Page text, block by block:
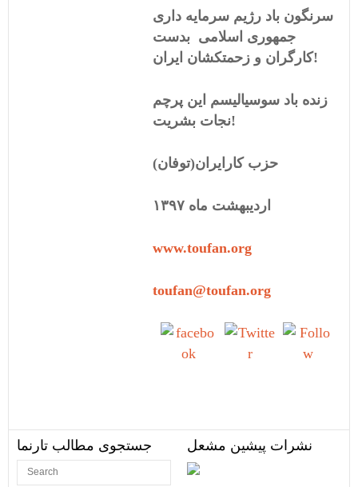
سرنگون باد رژیم سرمایه داری
جمهوری اسلامی بدست
کارگران و زحمتکشان ایران!
زنده باد سوسیالیسم این پرچم
نجات بشریت!
اردیبهشت ماه ۱۳۹۷
www.toufan.org
toufan@toufan.org
جستجوی مطالب تارنما نشرات پیشین مشعل